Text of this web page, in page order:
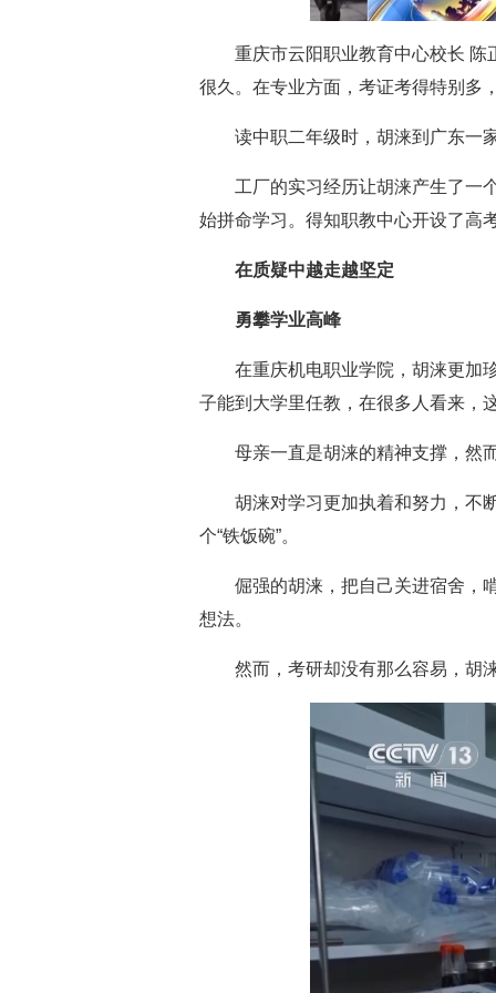
重庆市云阳职业教育中心校长
很久。在专业方面，考证考得特别多
读中职二年级时，胡涞到广东一
工厂的实习经历让胡涞产生了一
始拼命学习。得知职教中心开设了高
在质疑中越走越坚定
勇攀学业高峰
在重庆机电职业学院，胡涞更加
子能到大学里任教，在很多人看来，
母亲一直是胡涞的精神支撑，然
胡涞对学习更加执着和努力，不
个“铁饭碗”。
倔强的胡涞，把自己关进宿舍，
想法。
然而，考研却没有那么容易，胡